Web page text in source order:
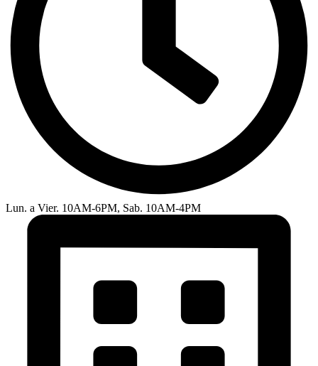
Lun. a Vier. 10AM-6PM, Sab. 10AM-4PM